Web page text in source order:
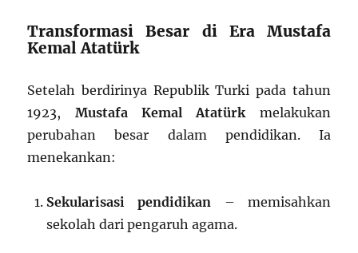
Transformasi Besar di Era Mustafa
Kemal Atatürk
Setelah berdirinya Republik Turki pada tahun
1923, Mustafa Kemal Atatürk melakukan
perubahan besar dalam pendidikan. Ia
menekankan:
Sekularisasi pendidikan – memisahkan
sekolah dari pengaruh agama.